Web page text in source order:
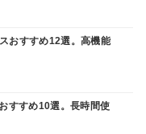
おすすめ12選。高機能
すすめ10選。長時間使